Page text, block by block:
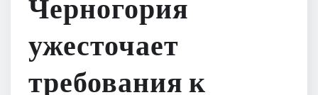
Черногория
ужесточает
требования к